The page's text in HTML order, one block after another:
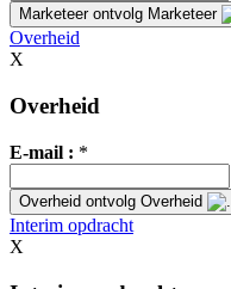
Marketeer ontvolg Marketeer
Overheid
X
Overheid
E-mail : *
Overheid ontvolg Overheid
Interim opdracht
X